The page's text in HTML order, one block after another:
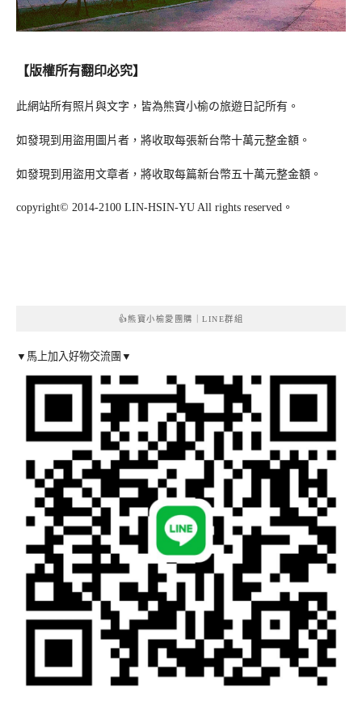
【版權所有翻印必究】
此網站所有照片與文字，皆為熊寶小榆の旅遊日記所有。
如發現到用盜用圖片者，將收取每張新台幣十萬元整金額。
如發現到用盜用文章者，將收取每篇新台幣五十萬元整金額。
copyright© 2014-2100 LIN-HSIN-YU All rights reserved。
👍熊寶小榆愛團購｜LINE群組
▼馬上加入好物交流團▼